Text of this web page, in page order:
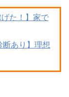
た！】家で
断あり】理想